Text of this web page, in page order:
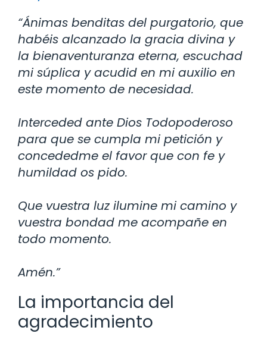
“Ánimas benditas del purgatorio, que
habéis alcanzado la gracia divina y
la bienaventuranza eterna, escuchad
mi súplica y acudid en mi auxilio en
este momento de necesidad.
Interceded ante Dios Todopoderoso
para que se cumpla mi petición y
concededme el favor que con fe y
humildad os pido.
Que vuestra luz ilumine mi camino y
vuestra bondad me acompañe en
todo momento.
Amén.”
La importancia del
agradecimiento